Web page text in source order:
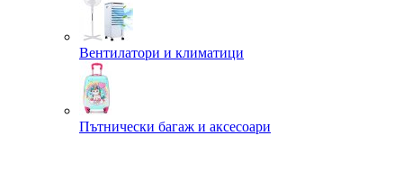
Вентилатори и климатици
Пътнически багаж и аксесоари